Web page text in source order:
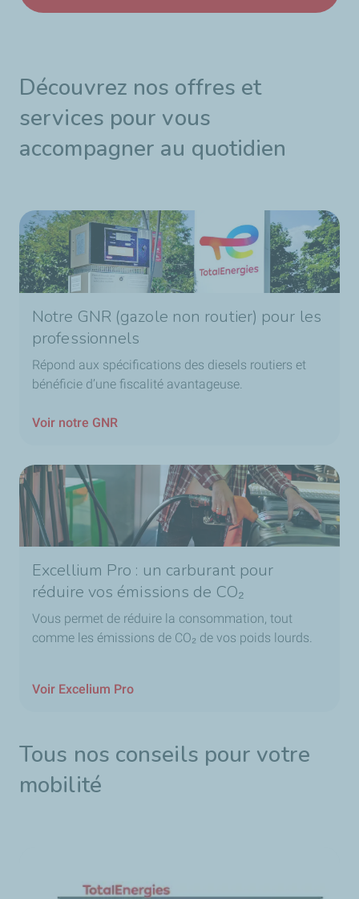
Découvrez nos offres et
services pour vous
accompagner au quotidien
Notre GNR (gazole non routier) pour les
professionnels
Répond aux spécifications des diesels routiers et
bénéficie d’une fiscalité avantageuse.
Voir notre GNR
Excellium Pro : un carburant pour
réduire vos émissions de CO₂
Vous permet de réduire la consommation, tout
comme les émissions de CO₂ de vos poids lourds.
Voir Excelium Pro
Tous nos conseils pour votre
mobilité